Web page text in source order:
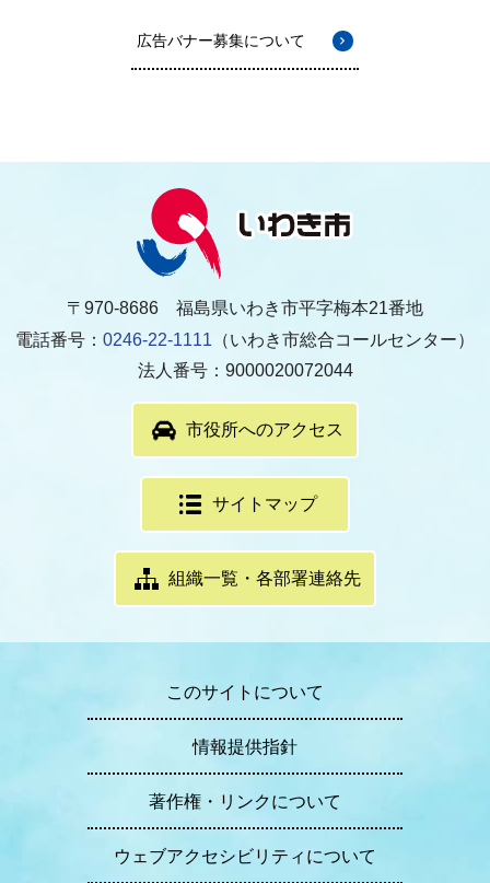
広告バナー募集について
〒970-8686 福島県いわき市平字梅本21番地
電話番号： 0246-22-1111 （いわき市総合コールセンター）
法人番号：9000020072044
市役所へのアクセス
サイトマップ
組織一覧・各部署連絡先
このサイトについて
情報提供指針
著作権・リンクについて
ウェブアクセシビリティについて